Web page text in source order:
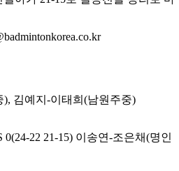
), 김예지 -이태희 (남원주중)
0(24-22 21-15) 이송연-조은채(명인